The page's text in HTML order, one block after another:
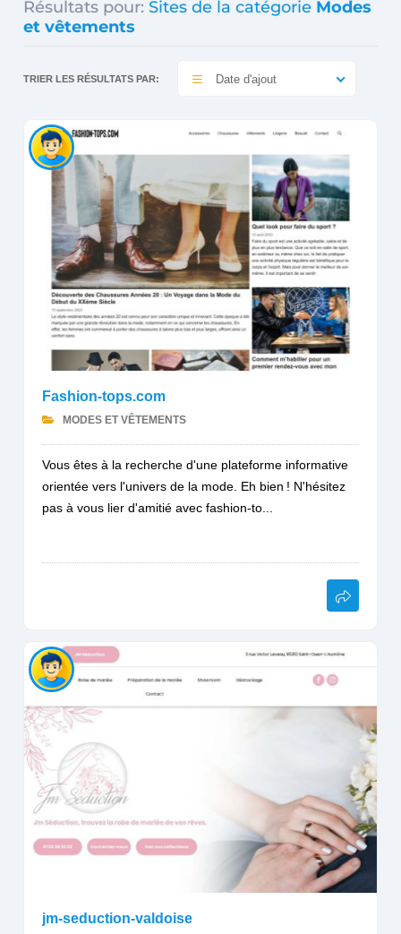
Résultats pour: Sites de la catégorie Modes
et vêtements
TRIER LES RÉSULTATS PAR: Date d'ajout
Fashion-tops.com
MODES ET VÊTEMENTS
Vous êtes à la recherche d'une plateforme informative
orientée vers l'univers de la mode. Eh bien ! N'hésitez
pas à vous lier d'amitié avec fashion-to...
jm-seduction-valdoise